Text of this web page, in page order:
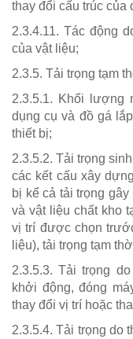
thay đổi cấu trúc của
2.3.4.11. Tác động
của vật liệu;
2.3.5. Tải trọng tạm
2.3.5.1. Khối lượng
dụng cụ và đồ gá
thiết bị;
2.3.5.2. Tải trọng
các kết cấu xây
bị kể cả tải trọng
và vật liệu chất kho
vị trí được chọn
liệu), tải trọng tạm
2.3.5.3. Tải trọng
khởi động, đóng
thay đổi vị trí hoặc
2.3.5.4. Tải trọng do